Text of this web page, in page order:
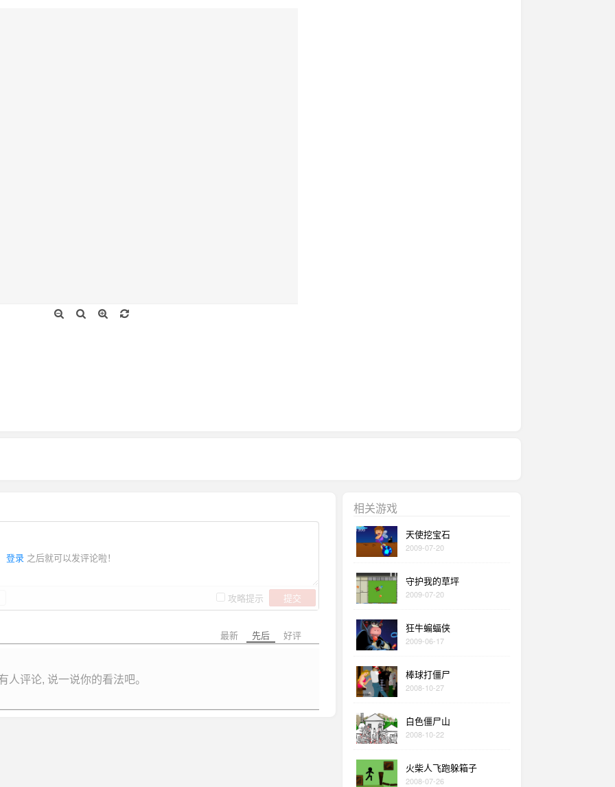
登录 之后就可以发评论啦！
攻略提示 提交
最新 先后 好评
人评论, 说一说你的看法吧。
相关游戏
天使挖宝石
2009-07-20
守护我的草坪
2009-07-20
狂牛蝙蝠侠
2009-06-17
棒球打僵尸
2008-10-27
白色僵尸山
2008-10-22
火柴人飞跑躲箱子
2008-07-26